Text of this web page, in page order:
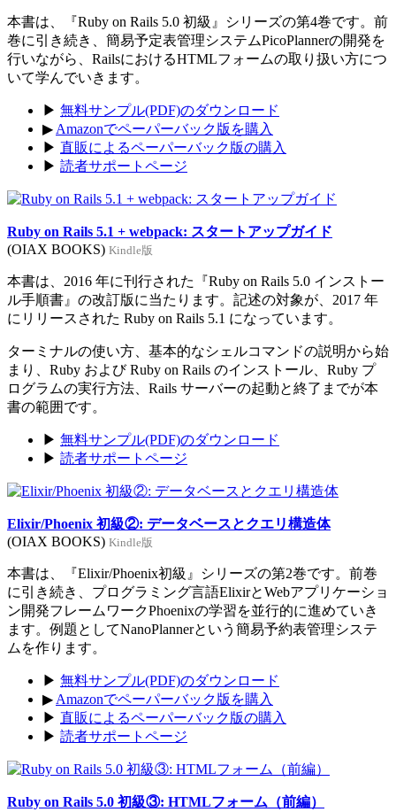
本書は、『Ruby on Rails 5.0 初級』シリーズの第4巻です。前
巻に引き続き、簡易予定表管理システムPicoPlannerの開発を
行いながら、RailsにおけるHTMLフォームの取り扱い方につ
いて学んでいきます。
▶ 無料サンプル(PDF)のダウンロード
▶ Amazonでペーパーバック版を購入
▶ 直販によるペーパーバック版の購入
▶ 読者サポートページ
Ruby on Rails 5.1 + webpack: スタートアップガイド
(OIAX BOOKS) Kindle版
本書は、2016 年に刊行された『Ruby on Rails 5.0 インストー
ル手順書』の改訂版に当たります。記述の対象が、2017 年
にリリースされた Ruby on Rails 5.1 になっています。
ターミナルの使い方、基本的なシェルコマンドの説明から始
まり、Ruby および Ruby on Rails のインストール、Ruby プ
ログラムの実行方法、Rails サーバーの起動と終了までが本
書の範囲です。
▶ 無料サンプル(PDF)のダウンロード
▶ 読者サポートページ
Elixir/Phoenix 初級②: データベースとクエリ構造体
(OIAX BOOKS) Kindle版
本書は、『Elixir/Phoenix初級』シリーズの第2巻です。前巻
に引き続き、プログラミング言語ElixirとWebアプリケーショ
ン開発フレームワークPhoenixの学習を並行的に進めていき
ます。例題としてNanoPlannerという簡易予約表管理システ
ムを作ります。
▶ 無料サンプル(PDF)のダウンロード
▶ Amazonでペーパーバック版を購入
▶ 直販によるペーパーバック版の購入
▶ 読者サポートページ
Ruby on Rails 5.0 初級③: HTMLフォーム（前編）